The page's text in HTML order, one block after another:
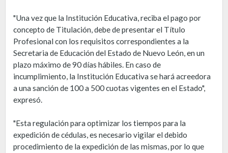
"Una vez que la Institución Educativa, reciba el pago por
concepto de Titulación, debe de presentar el Título
Profesional con los requisitos correspondientes a la
Secretaria de Educación del Estado de Nuevo León, en un
plazo máximo de 90 días hábiles. En caso de
incumplimiento, la Institución Educativa se hará acreedora
a una sanción de 100 a 500 cuotas vigentes en el Estado",
expresó.
"Esta regulación para optimizar los tiempos para la
expedición de cédulas, es necesario vigilar el debido
procedimiento de la expedición de las mismas, por lo que